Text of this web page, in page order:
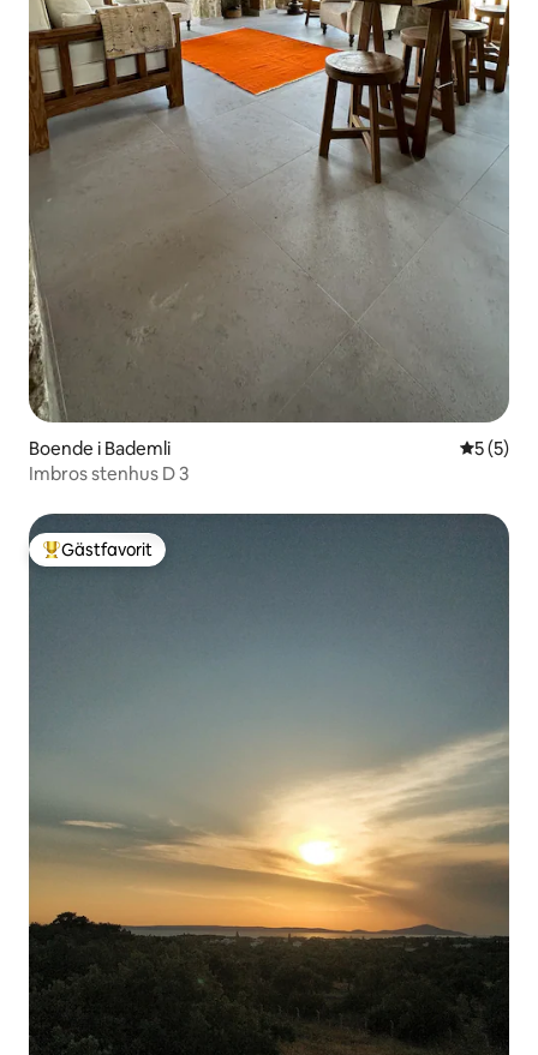
Boende i Bademli 5 av 5 i
5 (5)
Imbros stenhus D 3
Populär gästfavorit
Gästfavorit